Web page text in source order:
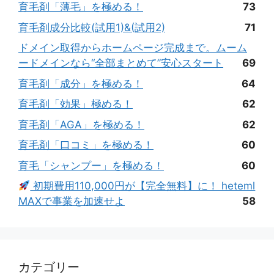
育毛剤「薄毛」を極める！
73
育毛剤成分比較(試用1)&(試用2)
71
ドメイン取得からホームページ完成まで。ムーム
ードメインなら“全部まとめて”安心スタート
69
育毛剤「成分」を極める！
64
育毛剤「効果」極める！
62
育毛剤「AGA」を極める！
62
育毛剤「口コミ」を極める！
60
育毛「シャンプー」を極める！
60
初期費用110,000円が【完全無料】に！ heteml
MAXで事業を加速せよ
58
カテゴリー